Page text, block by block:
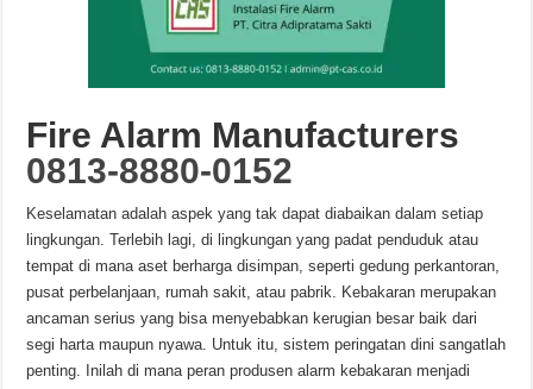
Fire Alarm Manufacturers
0813-8880-0152
Keselamatan adalah aspek yang tak dapat diabaikan dalam setiap
lingkungan. Terlebih lagi, di lingkungan yang padat penduduk atau
tempat di mana aset berharga disimpan, seperti gedung perkantoran,
pusat perbelanjaan, rumah sakit, atau pabrik. Kebakaran merupakan
ancaman serius yang bisa menyebabkan kerugian besar baik dari
segi harta maupun nyawa. Untuk itu, sistem peringatan dini sangatlah
penting. Inilah di mana peran produsen alarm kebakaran menjadi